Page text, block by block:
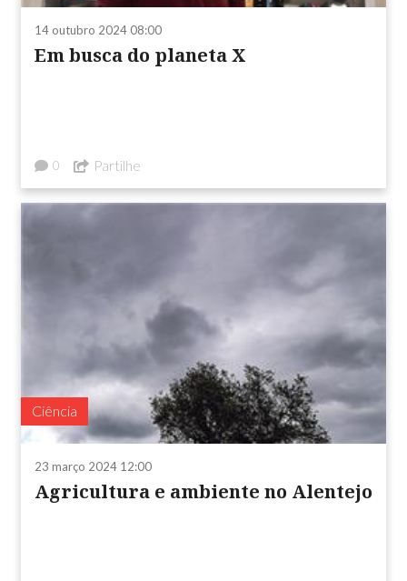
14 outubro 2024 08:00
Em busca do planeta X
0 Partilhe
Ciência
23 março 2024 12:00
Agricultura e ambiente no Alentejo